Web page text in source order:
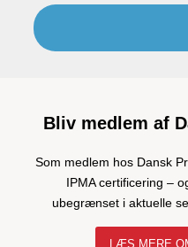
Bliv medlem af
Som medlem hos Dansk
IPMA certificering –
ubegrænset i aktuelle
LÆS MERE